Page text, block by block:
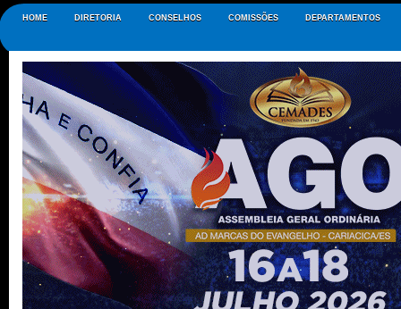
HOME DIRETORIA CONSELHOS COMISSÕES DEPARTAMENTOS